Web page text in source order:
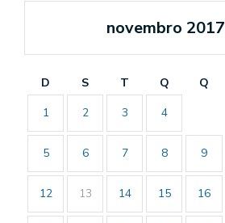
novembro 2017
D S T Q Q
1
2 3 4
5 6 7 8 9
12 13 14 15 16